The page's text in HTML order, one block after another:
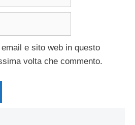
e sito web in questo
volta che commento.